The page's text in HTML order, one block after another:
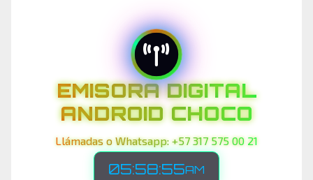
EMISORA DIGITAL
ANDROID CHOCO
Llámadas o Whatsapp: +57 317 575 00 21
05:58:58AM